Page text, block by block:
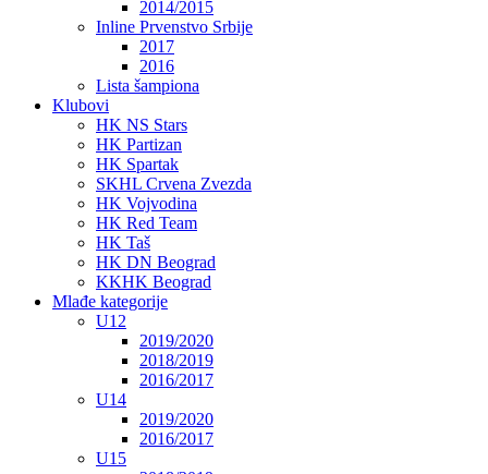
2014/2015
Inline Prvenstvo Srbije
2017
2016
Lista šampiona
Klubovi
HK NS Stars
HK Partizan
HK Spartak
SKHL Crvena Zvezda
HK Vojvodina
HK Red Team
HK Taš
HK DN Beograd
KKHK Beograd
Mlađe kategorije
U12
2019/2020
2018/2019
2016/2017
U14
2019/2020
2016/2017
U15